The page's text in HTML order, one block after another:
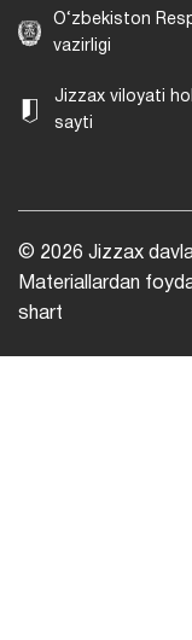
O‘zbekiston
vazirligi
Jizzax viloyati
sayti
© 2026 Jizzax
Materiallardan
shart